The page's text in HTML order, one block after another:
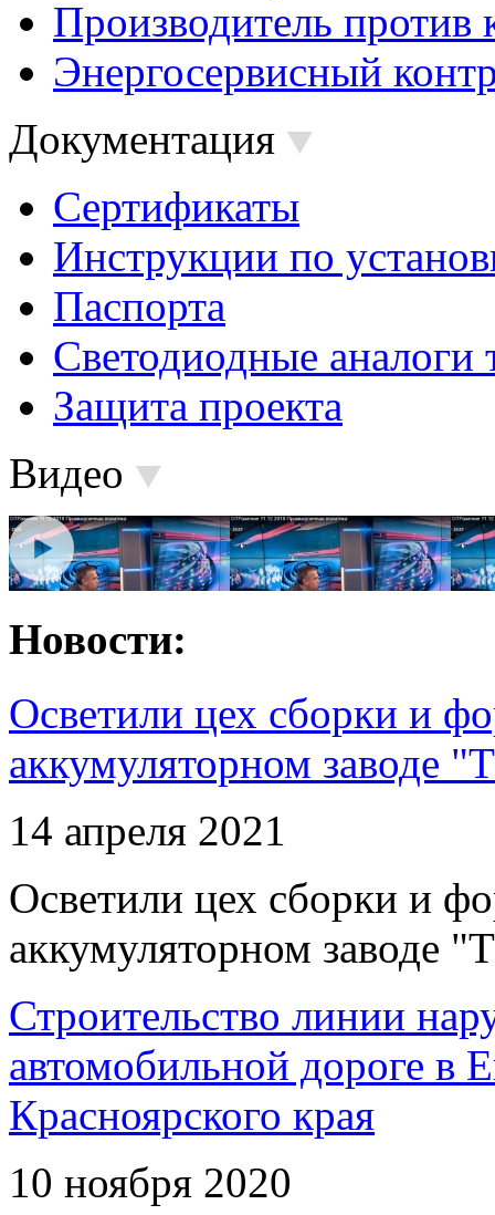
Производитель против
Энергосервисный
Документация
Сертификаты
Инструкции по
Паспорта
Светодиодные аналоги
Защита проекта
Видео
Новости:
Осветили цех сборки и
аккумуляторном заводе
14 апреля 2021
Осветили цех сборки и
аккумуляторном заводе
Строительство линии
автомобильной дороге в
Красноярского края
10 ноября 2020